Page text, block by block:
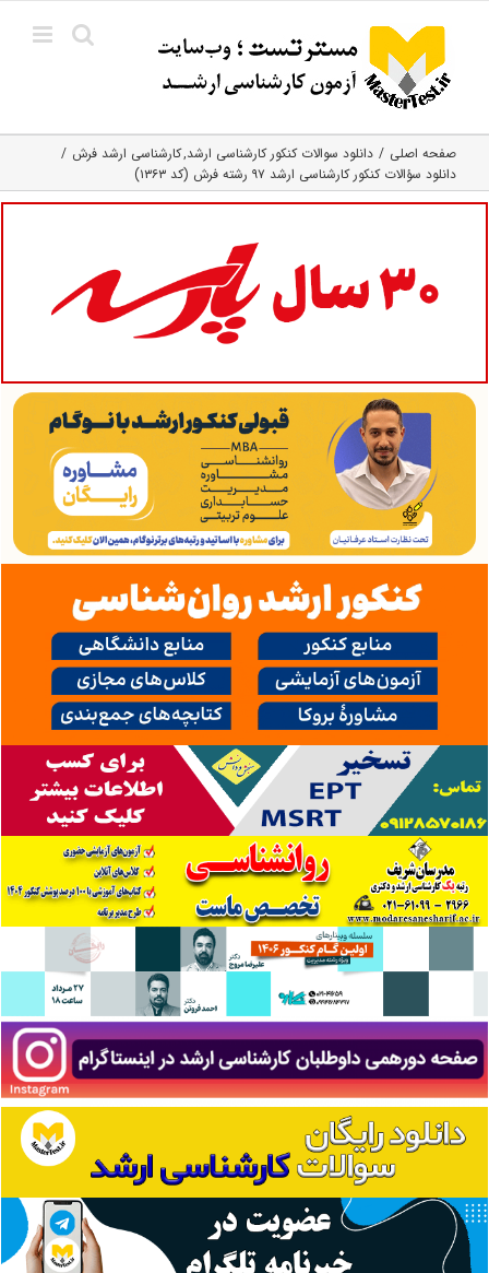
content
صفحه اصلی دانلود سوالات کنکور کارشناسی ارشد کارشناسی ارشد فرش
دانلود سؤالات کنکور کارشناسی ارشد ۹۷ رشته فرش (کد ۱۳۶۳)